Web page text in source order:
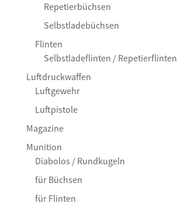
Repetierbüchsen
Selbstladebüchsen
Flinten
Selbstladeflinten / Repetierflinten
Luftdruckwaffen
Luftgewehr
Luftpistole
Magazine
Munition
Diabolos / Rundkugeln
für Büchsen
für Flinten